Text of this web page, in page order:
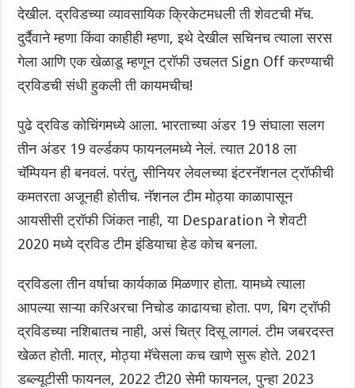
देखील. द्रविडच्या व्यावसायिक क्रिकेटमधली ती शेवटची मॅच.
दुर्दैवाने म्हणा किंवा काहीही म्हणा, इथे देखील सचिनच त्याला सरस
गेला आणि एक खेळाडू म्हणून ट्रॉफी उचलत Sign Off करण्याची
द्रविडची संधी हुकली ती कायमचीच!
पुढे द्रविड कोचिंगमध्ये आला. भारताच्या अंडर 19 संघाला सलग
तीन अंडर 19 वर्ल्डकप फायनलमध्ये नेलं. त्यात 2018 ला
चॅम्पियन ही बनवलं. परंतु, सीनियर लेवलच्या इंटरनॅशनल ट्रॉफीची
कमतरता अजूनही होतीच. नॅशनल टीम मोठ्या काळापासून
आयसीसी ट्रॉफी जिंकत नाही, या Desparation ने शेवटी
2020 मध्ये द्रविड टीम इंडियाचा हेड कोच बनला.
द्रविडला तीन वर्षाचा कार्यकाळ मिळणार होता. यामध्ये त्याला
आपल्या साऱ्या करिअरचा निचोड काढायचा होता. पण, बिग ट्रॉफी
द्रविडच्या नशिबातच नाही, असं चित्र दिसू लागलं. टीम जबरदस्त
खेळत होती. मात्र, मोठ्या मॅचेसला कच खाणे सुरू होते‌. 2021
डब्ल्यूटीसी फायनल, 2022 टी20 सेमी फायनल, पुन्हा 2023